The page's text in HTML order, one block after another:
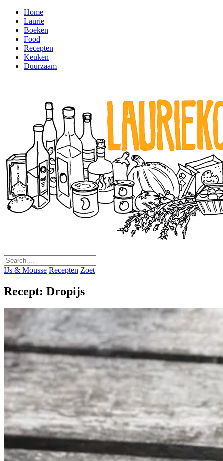
Home
Laurie
Boeken
Food
Recepten
Keuken
Duurzaam
IJs & Mousse Recepten Zoet
Recept: Dropijs